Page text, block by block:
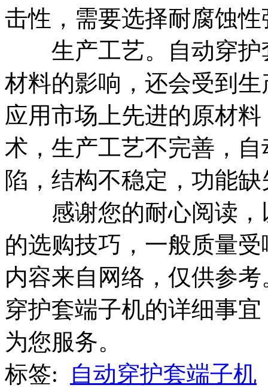
击性，需要选择耐腐蚀
生产工艺。自动穿护
材料的影响，还会受到
应用市场上先进的原材
术，生产工艺不完善，
陷，结构不稳定，功能缺
感谢您的耐心阅读，
的选购技巧，一般质量
内容来自网络，仅供参
穿护套端子机的详细事
为您服务。
标签:
自动穿护套端子机